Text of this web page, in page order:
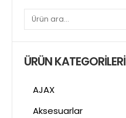
ÜRÜN KATEGORILERI
AJAX
Aksesuarlar